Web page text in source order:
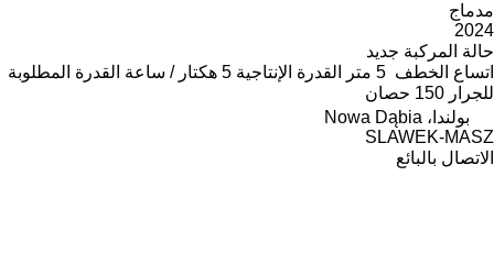
مدماج
2024
حالة المركبة جديد
اتساع الخطف 5 متر القدرة الإنتاجية 5 هكتار / ساعة
القدرة المطلوبة
للجرار 150 حصان
بولندا، Nowa Dąbia
SLAWEK-MASZ
الاتصال بالبائع